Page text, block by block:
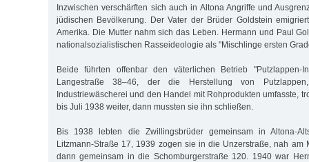
Inzwischen verschärften sich auch in Altona Angriffe und
jüdischen Bevölkerung. Der Vater der Brüder Goldstein
Amerika. Die Mutter nahm sich das Leben. Hermann und Paul
nationalsozialistischen Rasseideologie als "Mischlinge ersten
Beide führten offenbar den väterlichen Betrieb "Putzlappen-
Langestraße 38–46, der die Herstellung von
Industriewäscherei und den Handel mit Rohprodukten umfasste,
bis Juli 1938 weiter, dann mussten sie ihn schließen.
Bis 1938 lebten die Zwillingsbrüder gemeinsam in Altona-
Litzmann-Straße 17, 1939 zogen sie in die Unzerstraße, nah am
dann gemeinsam in die Schomburgerstraße 120. 1940 war